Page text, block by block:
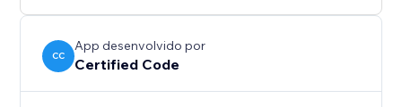
CC
App desenvolvido por
Certified Code